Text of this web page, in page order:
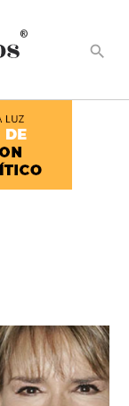
®
search